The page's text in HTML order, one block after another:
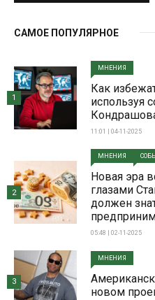
САМОЕ ПОПУЛЯРНОЕ
МНЕНИЯ
Как
используя
11:01 | 04-11-2025
1
МНЕНИЯ
Новая эра
глазами
должен
05:48 | 02-11-2025
2
МНЕНИЯ
новом
3